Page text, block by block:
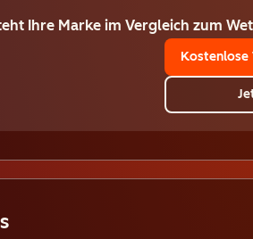
Ihre Marke im Vergleich zum
Kostenlose